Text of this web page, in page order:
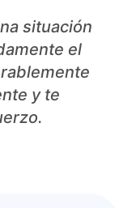
situación
el
y te